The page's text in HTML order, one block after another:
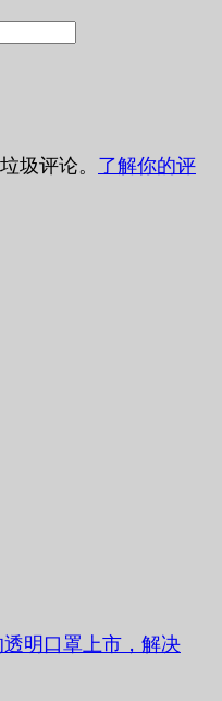
圾评论。 了解你的评
明口罩上市，解决